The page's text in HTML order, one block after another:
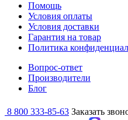
Помощь
Условия оплаты
Условия доставки
Гарантия на товар
Политика
Вопрос-ответ
Производители
Блог
8 800 333-85-63 Заказать